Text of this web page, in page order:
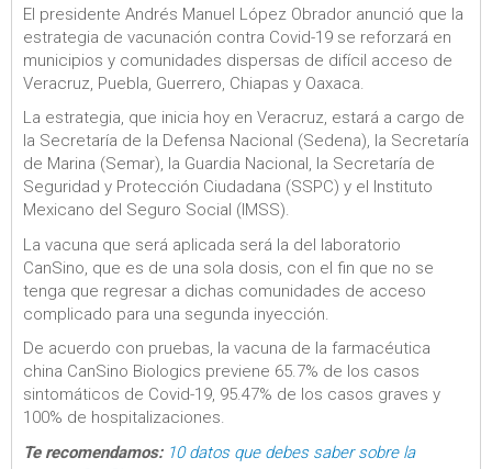
El presidente Andrés Manuel López Obrador anunció que la
estrategia de vacunación contra Covid-19 se reforzará en
municipios y comunidades dispersas de difícil acceso de
Veracruz, Puebla, Guerrero, Chiapas y Oaxaca.
La estrategia, que inicia hoy en Veracruz, estará a cargo de
la Secretaría de la Defensa Nacional (Sedena), la Secretaría
de Marina (Semar), la Guardia Nacional, la Secretaría de
Seguridad y Protección Ciudadana (SSPC) y el Instituto
Mexicano del Seguro Social (IMSS).
La vacuna que será aplicada será la del laboratorio
CanSino, que es de una sola dosis, con el fin que no se
tenga que regresar a dichas comunidades de acceso
complicado para una segunda inyección.
De acuerdo con pruebas, la vacuna de la farmacéutica
china CanSino Biologics previene 65.7% de los casos
sintomáticos de Covid-19, 95.47% de los casos graves y
100% de hospitalizaciones.
Te recomendamos: 10 datos que debes saber sobre la